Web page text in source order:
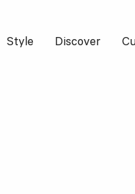
Style Discover